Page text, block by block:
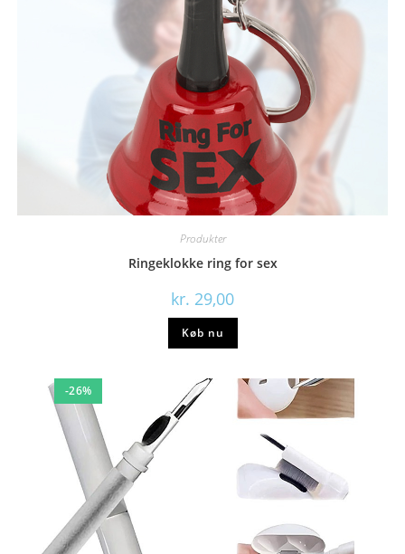
Produkter
Ringeklokke ring for sex
kr. 29,00
Køb nu
-26%